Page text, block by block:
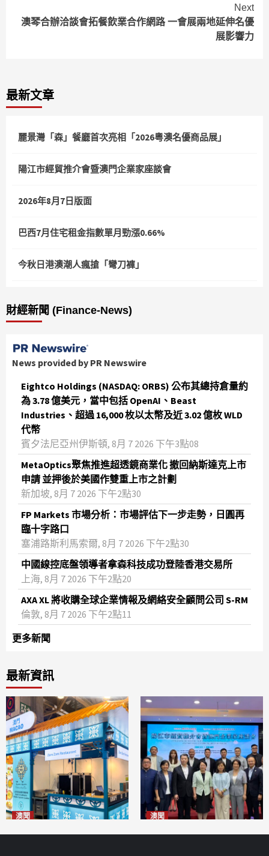
Next
澳琴合辦洽談會拓餐飲業合作網路 一會展兩地延伸名優
展影響力
最新文章
麗景灣「森」餐廳首次亮相「2026粵澳名優商品展」
陽江市經貿推介會暨澳門企業家座談會
2026年8月7日版面
巴西7月住宅租金指數單月勁漲0.66%
今秋日港澳潮人瘋搶「彎刀褲」
財經新聞 (Finance-News)
News provided by PR Newswire
Eightco Holdings (NASDAQ: ORBS) 公布其總持倉量約
為 3.78 億美元，當中包括 OpenAI、Beast
Industries、超過 16,000 枚以太幣及近 3.02 億枚 WLD
代幣
賓夕法尼亞州伊斯頓, 8月 7 2026 下午3點08
MetaOptics聚焦推進超透鏡商業化 撤回納斯達克上市
申請 並押後於美國作雙重上市之計劃
新加坡, 8月 7 2026 下午2點30
FP Markets 市場分析：市場評估下一步走勢，日圓再
臨十字路口
塞浦路斯利馬索爾, 8月 7 2026 下午2點30
中國線控底盤領導者拿森科技成功登陸香港交易所
上海, 8月 7 2026 下午2點20
AXA XL 將收購全球企業情報及網絡安全顧問公司 S-RM
倫敦, 8月 7 2026 下午2點11
更多新聞
最新資訊
澳聞 澳聞